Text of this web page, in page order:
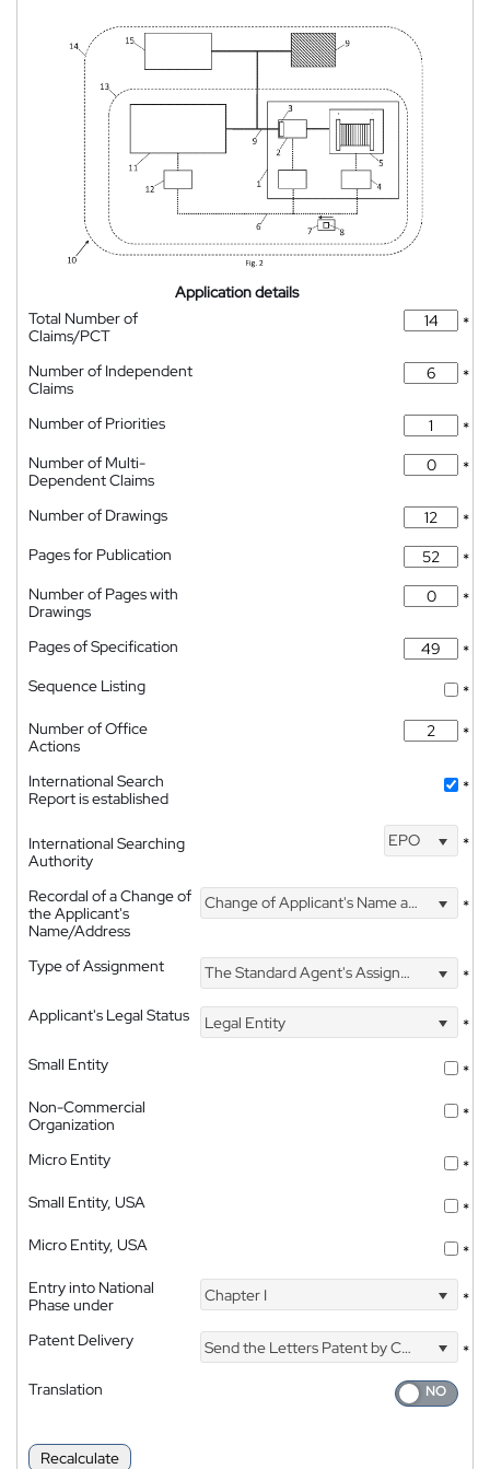
Application details
Total Number of
Claims/PCT
*
Number of Independent
Claims
*
Number of Priorities
*
Number of Multi-
Dependent Claims
*
Number of Drawings
*
Pages for Publication
*
Number of Pages with
Drawings
*
Pages of Specification
*
Sequence Listing
*
Number of Office
Actions
*
International Search
Report is established
*
International Searching
Authority
EPO *
Recordal of a Change of
the Applicant's
Name/Address
Change of Applicant's Name and Address *
Type of Assignment The Standard Agent's Assignment
*
Applicant's Legal Status
Legal Entity
*
Small Entity
*
Non-Commercial
Organization
*
Micro Entity
*
Small Entity, USA
*
Micro Entity, USA
*
Entry into National
Phase under
Chapter I *
Patent Delivery Send the Letters Patent by Courier
*
Translation
Recalculate